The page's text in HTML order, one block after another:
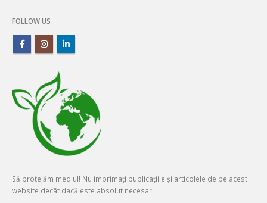
FOLLOW US
Să protejăm mediul! Nu imprimați publicațiile și articolele de pe acest
website decât dacă este absolut necesar.